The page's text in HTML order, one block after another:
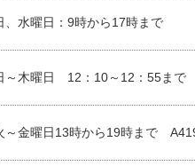
、水曜日：9時から17時まで
～木曜日 12：10～12：55ま
金曜日13時から19時まで